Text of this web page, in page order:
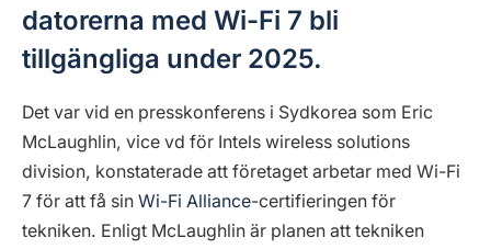
datorerna med Wi-Fi 7 bli
tillgängliga under 2025.
Det var vid en presskonferens i Sydkorea som Eric
McLaughlin, vice vd för Intels wireless solutions
division, konstaterade att företaget arbetar med Wi-Fi
7 för att få sin Wi-Fi Alliance-certifieringen för
tekniken. Enligt McLaughlin är planen att tekniken